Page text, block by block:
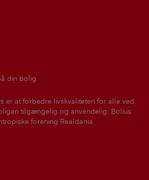
din bolig
er at forbedre livskvaliteten for alle ved
tilgængelig og anvendelig. Bolius
forening Realdania.